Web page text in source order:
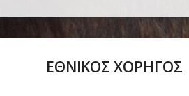
ΕΘΝΙΚΟΣ ΧΟΡΗΓΟΣ